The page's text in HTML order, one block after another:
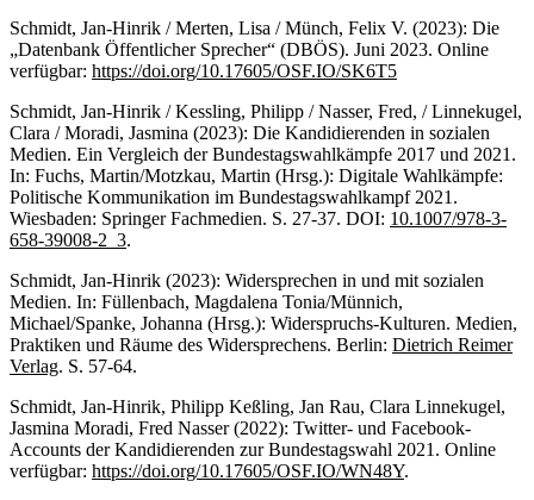
Schmidt, Jan-Hinrik / Merten, Lisa / Münch, Felix V. (2023): Die
„Datenbank Öffentlicher Sprecher“ (DBÖS). Juni 2023. Online
verfügbar: https://doi.org/10.17605/OSF.IO/SK6T5
Schmidt, Jan-Hinrik / Kessling, Philipp / Nasser, Fred, / Linnekugel,
Clara / Moradi, Jasmina (2023): Die Kandidierenden in sozialen
Medien. Ein Vergleich der Bundestagswahlkämpfe 2017 und 2021.
In: Fuchs, Martin/Motzkau, Martin (Hrsg.): Digitale Wahlkämpfe:
Politische Kommunikation im Bundestagswahlkampf 2021.
Wiesbaden: Springer Fachmedien. S. 27-37. DOI: 10.1007/978-3-
658-39008-2_3.
Schmidt, Jan-Hinrik (2023): Widersprechen in und mit sozialen
Medien. In: Füllenbach, Magdalena Tonia/Münnich,
Michael/Spanke, Johanna (Hrsg.): Widerspruchs-Kulturen. Medien,
Praktiken und Räume des Widersprechens. Berlin: Dietrich Reimer
Verlag. S. 57-64.
Schmidt, Jan-Hinrik, Philipp Keßling, Jan Rau, Clara Linnekugel,
Jasmina Moradi, Fred Nasser (2022): Twitter- und Facebook-
Accounts der Kandidierenden zur Bundestagswahl 2021. Online
verfügbar: https://doi.org/10.17605/OSF.IO/WN48Y.